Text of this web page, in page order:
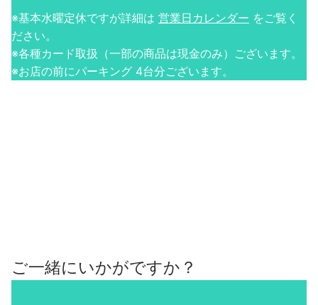
※基本水曜定休ですが詳細は 営業日カレンダー をご覧く
ださい。
※各種カード取扱（一部の商品は現金のみ）ございます。
※お店の前にパーキング 4台分ございます。
ご一緒にいかがですか？